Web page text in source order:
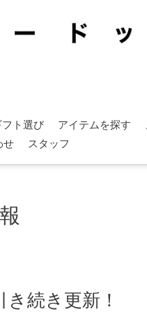
フト選び アイテムを探す
せ スタッフ
続き更新！